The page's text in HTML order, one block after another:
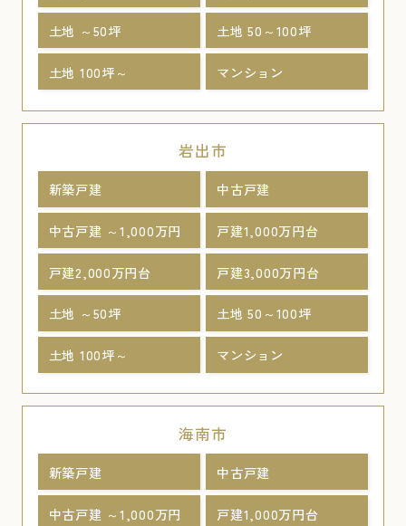
土地 ～50坪 土地 50～100坪
土地 100坪～ マンション
岩出市
新築戸建 中古戸建
中古戸建 ～1,000万円 戸建1,000万円台
戸建2,000万円台 戸建3,000万円台
土地 ～50坪 土地 50～100坪
土地 100坪～ マンション
海南市
新築戸建 中古戸建
中古戸建 ～1,000万円 戸建1,000万円台